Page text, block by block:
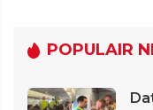
POPULAIR